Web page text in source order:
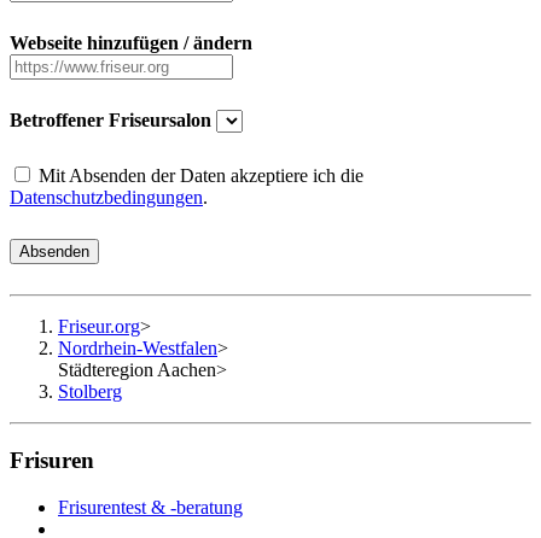
Webseite hinzufügen / ändern
Betroffener Friseursalon
Mit Absenden der Daten akzeptiere ich die
Datenschutzbedingungen.
Absenden
Friseur.org>
Nordrhein-Westfalen>
Städteregion Aachen>
Stolberg
Frisuren
Frisurentest & -beratung